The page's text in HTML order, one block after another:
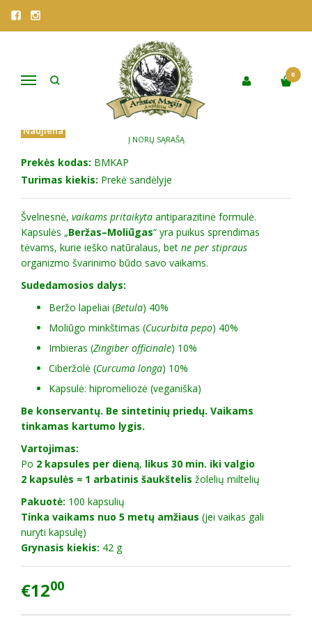
Navigacija
0
Pagrindinis
KAPSULĖS VAIKAMS "BERŽAS-MOLIŪGAS"
KAPSULĖS VAIKAMS "BERŽAS-
MOLIŪGAS"
Naujiena
Į NORŲ SĄRAŠĄ
Prekės kodas: BMKAP
Turimas kiekis: Prekė sandėlyje
Švelnesnė, vaikams pritaikyta antiparazitinė formulė.
Kapsulės „Beržas–Moliūgas“ yra puikus sprendimas
tėvams, kurie ieško natūralaus, bet ne per stipraus
organizmo švarinimo būdo savo vaikams.
Sudedamosios dalys:
Beržo lapeliai (Betula) 40%
Moliūgo minkštimas (Cucurbita pepo) 40%
Imbieras (Zingiber officinale) 10%
Ciberžolė (Curcuma longa) 10%
Kapsulė: hipromeliozė (veganiška)
Be konservantų. Be sintetinių priedų. Vaikams
tinkamas kartumo lygis.
Vartojimas:
Po 2 kapsules per dieną, likus 30 min. iki valgio
2 kapsulės ≈ 1 arbatinis šaukštelis žolelių miltelių
Pakuotė: 100 kapsulių
Tinka vaikams nuo 5 metų amžiaus (jei vaikas gali
nuryti kapsulę)
Grynasis kiekis: 42 g
€1200